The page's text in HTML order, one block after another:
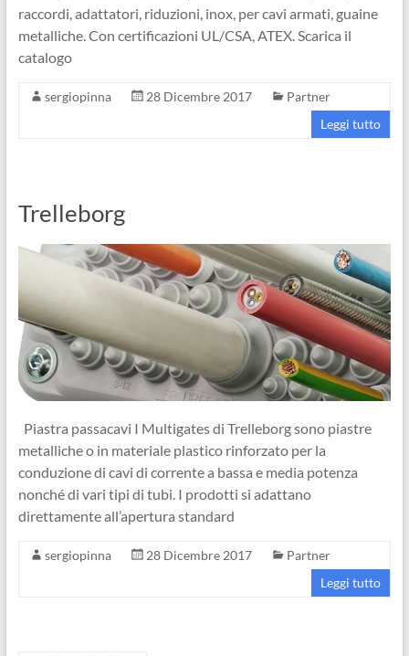
raccordi, adattatori, riduzioni, inox, per cavi armati, guaine
metalliche. Con certificazioni UL/CSA, ATEX. Scarica il
catalogo
sergiopinna 28 Dicembre 2017
Partner
Leggi tutto
Trelleborg
Piastra passacavi I Multigates di Trelleborg sono piastre
metalliche o in materiale plastico rinforzato per la
conduzione di cavi di corrente a bassa e media potenza
nonché di vari tipi di tubi. I prodotti si adattano
direttamente all’apertura standard
sergiopinna 28 Dicembre 2017
Partner
Leggi tutto